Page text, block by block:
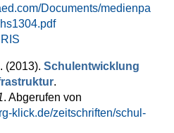
Documents/medienpa
RIS
. (2013). Schulentwicklung
.
. Abgerufen von
klick.de/zeitschriften/schul-